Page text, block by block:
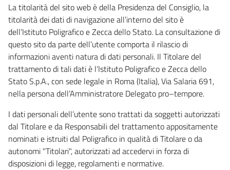
La titolarità del sito web è della Presidenza del Consiglio, la
titolarità dei dati di navigazione all’interno del sito è
dell’Istituto Poligrafico e Zecca dello Stato. La consultazione di
questo sito da parte dell’utente comporta il rilascio di
informazioni aventi natura di dati personali. Il Titolare del
trattamento di tali dati è l’Istituto Poligrafico e Zecca dello
Stato S.p.A., con sede legale in Roma (Italia), Via Salaria 691,
nella persona dell’Amministratore Delegato pro–tempore.
I dati personali dell’utente sono trattati da soggetti autorizzati
dal Titolare e da Responsabili del trattamento appositamente
nominati e istruiti dal Poligrafico in qualità di Titolare o da
autonomi "Titolari", autorizzati ad accedervi in forza di
disposizioni di legge, regolamenti e normative.